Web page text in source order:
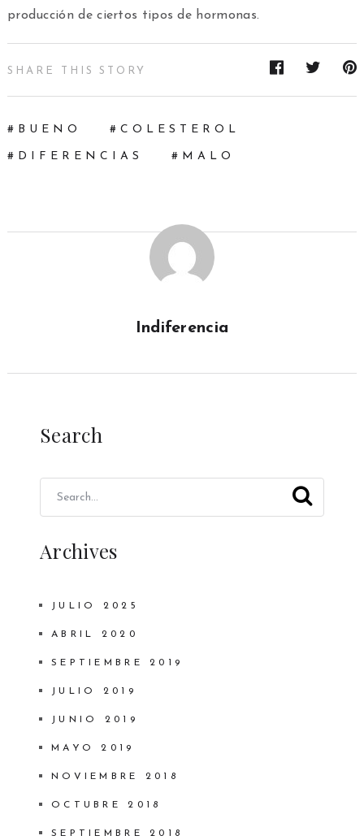
producción de ciertos tipos de hormonas.
SHARE THIS STORY
BUENO COLESTEROL
DIFERENCIAS MALO
Indiferencia
Search
Archives
JULIO 2025
ABRIL 2020
SEPTIEMBRE 2019
JULIO 2019
JUNIO 2019
MAYO 2019
NOVIEMBRE 2018
OCTUBRE 2018
SEPTIEMBRE 2018